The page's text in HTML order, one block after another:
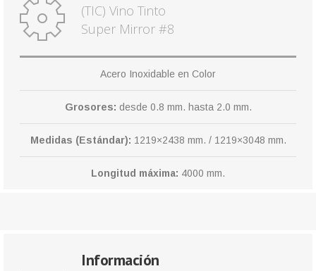
(TIC) Vino Tinto
Super Mirror #8
Acero Inoxidable en Color
Grosores: desde 0.8 mm. hasta 2.0 mm.
Medidas (Estándar): 1219×2438 mm. / 1219×3048 mm.
Longitud máxima: 4000 mm.
Información